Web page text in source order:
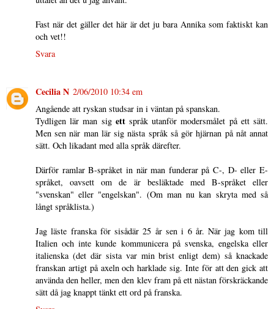
Fast när det gäller det här är det ju bara Annika som faktiskt kan
och vet!!
Svara
Cecilia N 2/06/2010 10:34 em
Angående att ryskan studsar in i väntan på spanskan.
Tydligen lär man sig ettspråk utanför modersmålet på ett sätt.
Men sen när man lär sig nästa språk så gör hjärnan på nåt annat
sätt. Och likadant med alla språk därefter.
Därför ramlar B-språket in när man funderar på C-, D- eller E-
språket, oavsett om de är besläktade med B-språket eller
"svenskan" eller "engelskan". (Om man nu kan skryta med så
långt språklista.)
Jag läste franska för sisådär 25 år sen i 6 år. När jag kom till
Italien och inte kunde kommunicera på svenska, engelska eller
italienska (det där sista var min brist enligt dem) så knackade
franskan artigt på axeln och harklade sig. Inte för att den gick att
använda den heller, men den klev fram på ett nästan förskräckande
sätt då jag knappt tänkt ett ord på franska.